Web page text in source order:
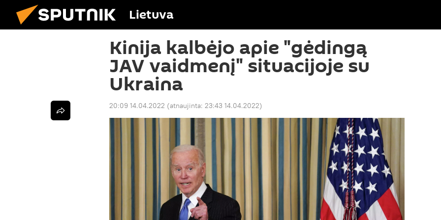
Lietuva
Kinija kalbėjo apie "gėdingą
JAV vaidmenį" situacijoje su
Ukraina
20:09 14.04.2022 (atnaujinta: 23:43 14.04.2022)